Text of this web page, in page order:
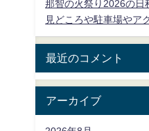
那智の火祭り2026の日
見どころや駐車場やア
最近のコメント
アーカイブ